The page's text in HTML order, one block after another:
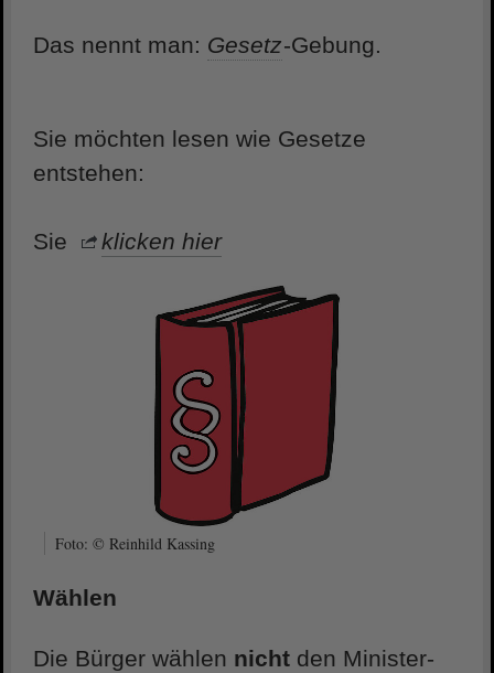
Das nennt man: Gesetz-Gebung.
Sie möchten lesen wie Gesetze
entstehen:
Sie klicken hier
Foto: © Reinhild Kassing
Wählen
Die Bürger wählen nicht den Minister-